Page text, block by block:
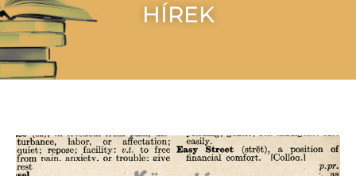
HÍREK